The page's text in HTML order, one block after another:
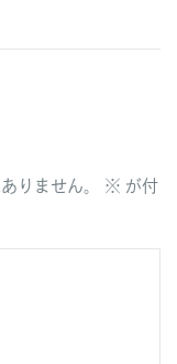
りません。 ※ が付